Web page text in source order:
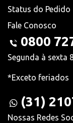
Status do Pedido
Fale Conosco
0800
Segunda à sexta
*Exceto feriados
(31)
Nossas Redes